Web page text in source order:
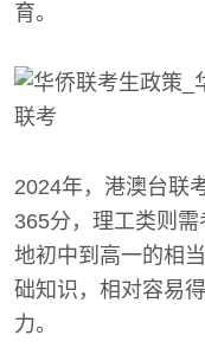
育。
2024年，港澳台联
365分，理工类则
地初中到高一的相
础知识，相对容易
力。